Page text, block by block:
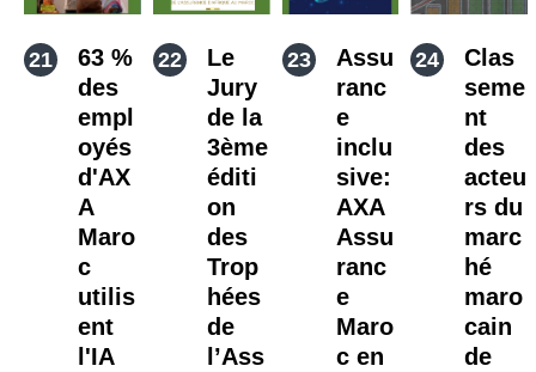
63 %
des
empl
oyés
d'AX
A
Maro
c
utilis
ent
l'IA
Le
Jury
de la
3ème
éditi
on
des
Trop
hées
de
l’Ass
Assu
ranc
e
inclu
sive:
AXA
Assu
ranc
e
Maro
c en
Clas
seme
nt
des
acteu
rs du
marc
hé
maro
cain
de